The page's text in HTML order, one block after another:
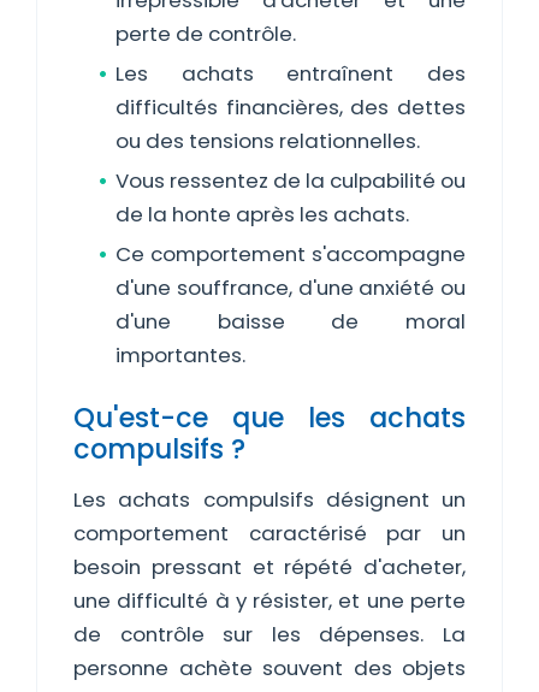
perte de contrôle.
Les achats entraînent des
difficultés financières, des dettes
ou des tensions relationnelles.
Vous ressentez de la culpabilité ou
de la honte après les achats.
Ce comportement s'accompagne
d'une souffrance, d'une anxiété ou
d'une baisse de moral
importantes.
Qu'est-ce que les achats
compulsifs ?
Les achats compulsifs désignent un
comportement caractérisé par un
besoin pressant et répété d'acheter,
une difficulté à y résister, et une perte
de contrôle sur les dépenses. La
personne achète souvent des objets